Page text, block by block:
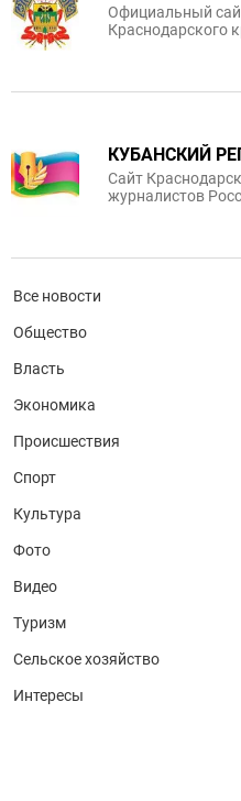
Официальный
Краснодарского
КУБАНСКИЙ
Сайт
журналистов
Все новости
Общество
Власть
Экономика
Происшествия
Спорт
Культура
Фото
Видео
Туризм
Сельское хозяйство
Интересы